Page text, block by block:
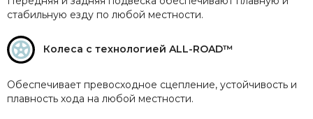
Lollycottons
Mayoral
Maxi-Cosi
Medilana
стабильную езду по любой местности.
Колеса с технологией ALL-ROAD™
Обеспечивает превосходное сцепление, устойчивость и
плавность хода на любой местности.